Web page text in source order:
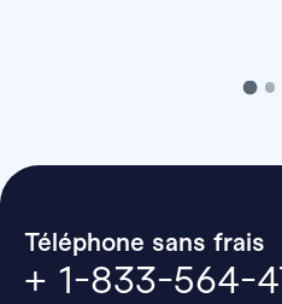
Téléphone sans frais
+ 1-833-564-